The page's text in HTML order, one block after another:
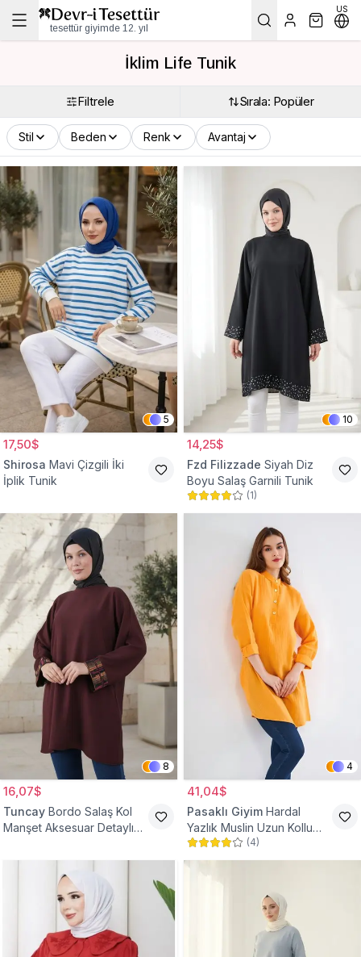
tesettür giyimde 12. yıl
US
İklim Life Tunik
Filtrele Sırala: Popüler
Stil Beden Renk Avantaj
5
17,50$
Shirosa Mavi Çizgili İki
İplik Tunik
10
14,25$
Fzd Filizzade Siyah Diz
Boyu Salaş Garnili Tunik
(1)
8
16,07$
Tuncay Bordo Salaş Kol
Manşet Aksesuar Detaylı
4
41,04$
Pasaklı Giyim Hardal
Yazlık Muslin Uzun Kollu
Hakim Yaka Cepli Tesettür
Tunik
(4)